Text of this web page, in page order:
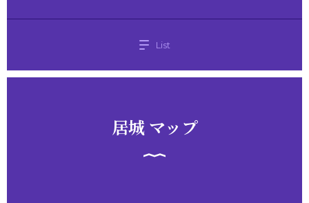
List
居城 マップ